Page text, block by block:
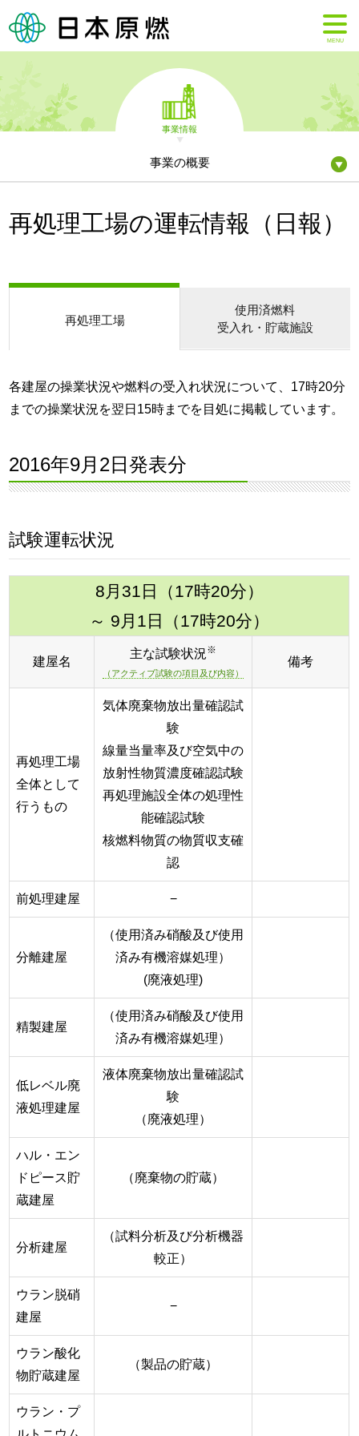
MENU
事業情報
事業の概要
再処理工場の運転情報（日報）
再処理工場
使用済燃料
受入れ・貯蔵施設
各建屋の操業状況や燃料の受入れ状況について、17時20分
までの操業状況を翌日15時までを目処に掲載しています。
2016年9月2日発表分
試験運転状況
8月31日（17時20分）
～ 9月1日（17時20分）
建屋名
主な試験状況※
（アクティブ試験の項目及び内容）
備考
再処理工場
全体として
行うもの
気体廃棄物放出量確認試
験
線量当量率及び空気中の
放射性物質濃度確認試験
再処理施設全体の処理性
能確認試験
核燃料物質の物質収支確
認
前処理建屋 −
分離建屋
（使用済み硝酸及び使用
済み有機溶媒処理）
(廃液処理)
精製建屋
（使用済み硝酸及び使用
済み有機溶媒処理）
低レベル廃
液処理建屋
液体廃棄物放出量確認試
験
（廃液処理）
ハル・エン
ドピース貯
蔵建屋
（廃棄物の貯蔵）
分析建屋
（試料分析及び分析機器
較正）
ウラン脱硝
建屋
−
ウラン酸化
物貯蔵建屋
（製品の貯蔵）
ウラン・プ